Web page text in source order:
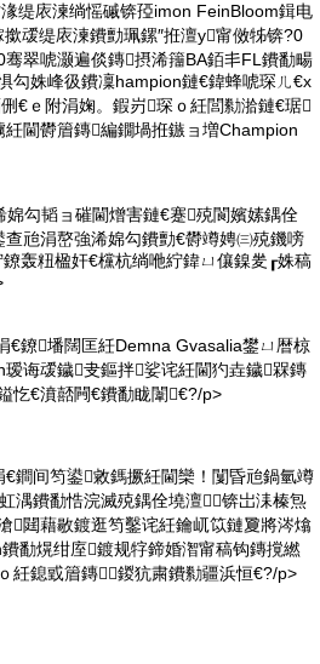
缇庡湅绱愮磩锛孲imon FeinBloom鍓电
叆缇庡湅鐨勯珮鏍″拰澶у甯傚牬锛?0
翠唬灏遍倓鏄摂浠籒BA銆丯FL鐨勫畼
勾姝峰彶鐨凜hampion鏈€鍏蜂唬琛ㄦ€х
€ｅ附涓婅。鍜岃琛ｏ紝閭勬湁鏈€琚
閫欎篃鏄編鐗堝拰鏃ョ増Champion
勾韬ョ磪閫熷害鏈€蹇殑閬嬪嫊鍝佺
兘涓嶅強浠婂勾鐨勯€欎竴娉㈢殑鐖嗙
轰粈楹奸€欓杭绱咃紵鍏ㄩ儴鎳夎┎姝稿
€鐐墦闊匡紝Demna Gvasalia鐢ㄩ暦椋
诲叆鐬叏鏂拌娑诧紝閫犳垚鐬槑鏄
忔€濆嚭闁€鐨勫眬闈€?/p>
鐧间笉鍙敹鎷撅紝閫欒！闅昏兘鍋氫竴
湡鐨勫悎浣滅殑鍝佺墝澶锛岀洡榛炰
閮藉敭鍍逛笉鑿诧紝鑰屼笖鏈夐將涔熻
勫熀绀庢鍍规牸鍗婚潪甯稿钩鏄撹繎
紝鎴戜篃鏄┛鍐犺粛鐨勬疆浜恒€?/p>